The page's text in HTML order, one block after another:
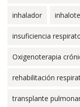
inhalador
insuficiencia
Oxigenoterapia
rehabilitación
transplante